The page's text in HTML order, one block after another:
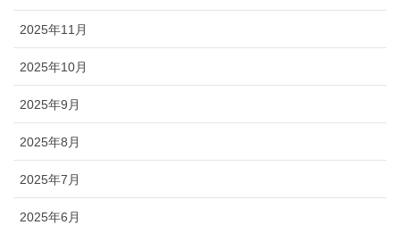
2025年11月
2025年10月
2025年9月
2025年8月
2025年7月
2025年6月